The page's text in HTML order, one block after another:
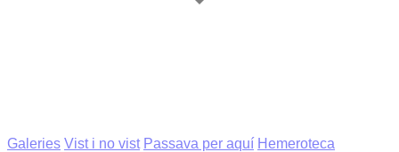
Galeries Vist i no vist Passava per aquí Hemeroteca